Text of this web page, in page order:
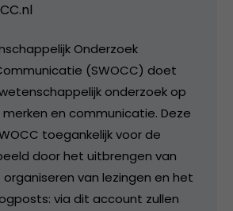
Onderzoek
(SWOCC) doet
onderzoek op
en communicatie. Deze
toegankelijk voor de
door het uitbrengen van
van lezingen en het
via dit account zullen